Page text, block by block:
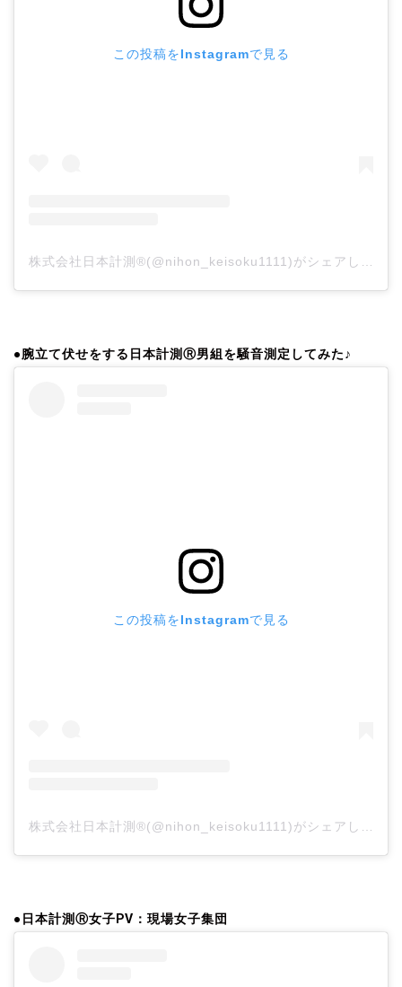
この投稿をInstagramで見る
●腕立て伏せをする日本計測Ⓡ男組を騒音測定してみた♪
この投稿をInstagramで見る
株式会社日本計測®(@nihon_keisoku1111)がシェアした投稿
●日本計測Ⓡ女子PV：現場女子集団